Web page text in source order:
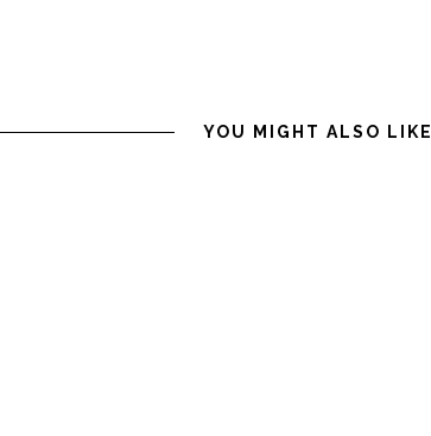
YOU MIGHT ALSO LIKE